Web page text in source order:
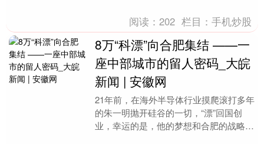
近日动....阅读：202 栏目：手机炒股
8万“科漂”向合肥集结 ——一
座中部城市的留人密码_大皖
新闻 | 安徽网
21年前，在海外半导体行业摸爬滚打多年
的朱一明抛开硅谷的一切，“漂”回国创
业，幸运的是，他的梦想和合肥的战略布